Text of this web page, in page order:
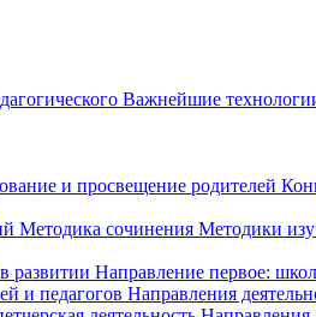
Важнейшие
и просвещение родителей
Методика сочинения Методики
развитии Направление первое:
и педагогов Направления